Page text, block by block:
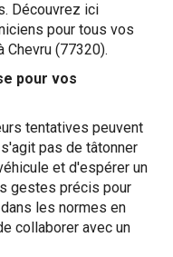
Découvrez ici
pour tous vos
Chevru (77320).
pour vos
tentatives peuvent
pas de tâtonner
et d'espérer un
gestes précis pour
les normes en
collaborer avec un